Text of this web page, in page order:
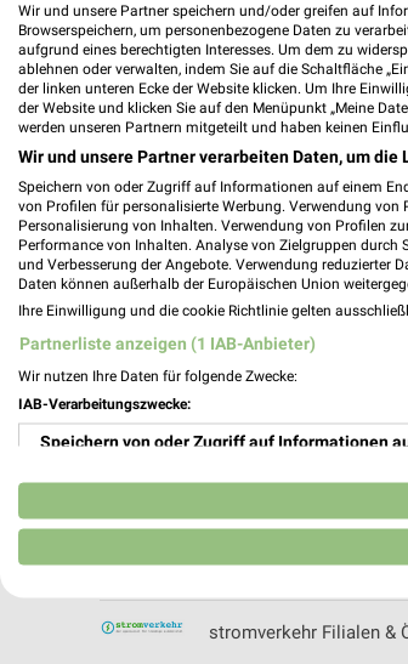
Skywalker Sports
Sonderpreis Baumarkt
Sonnenstudio3000
Sport 2000 Prospekte,
SportScheck
stromverkehr Filialen &
Wir und unsere Partner speichern und/oder greifen auf
Browserspeichern, um personenbezogene Daten zu
aufgrund eines berechtigten Interesses. Um dem zu
ablehnen oder verwalten, indem Sie auf die Schaltfläche
der linken unteren Ecke der Website klicken. Um Ihre
der Website und klicken Sie auf den Menüpunkt „Meine
werden unseren Partnern mitgeteilt und haben keinen
Wir und unsere Partner verarbeiten Daten, um
Speichern von oder Zugriff auf Informationen auf einem
von Profilen für personalisierte Werbung. Verwendung
Personalisierung von Inhalten. Verwendung von Profilen
Performance von Inhalten. Analyse von Zielgruppen
und Verbesserung der Angebote. Verwendung reduzierter
Daten können außerhalb der Europäischen Union
Ihre Einwilligung und die cookie Richtlinie gelten
Partnerliste anzeigen (1 IAB-Anbieter)
Wir nutzen Ihre Daten für folgende Zwecke:
IAB-Verarbeitungszwecke:
Speichern von oder Zugriff auf Informationen
Verwendung reduzierter Daten zur Auswahl von
Erstellung von Profilen für personalisierte
Erstellung von Profilen zur Personalisierung